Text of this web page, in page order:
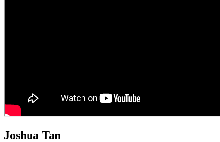
Joshua Tan